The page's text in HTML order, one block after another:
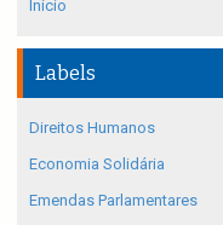
Início
Labels
Direitos Humanos
Economia Solidária
Emendas Parlamentares